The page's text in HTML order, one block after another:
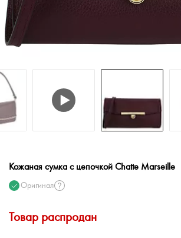
Кожаная сумка с цепочкой Chatte Marseille
Оригинал
Товар распродан